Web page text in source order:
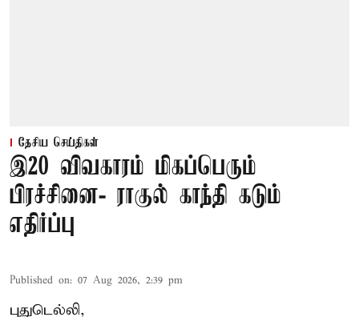
தேசிய செய்திகள்
இ20 விவகாரம் மிகப்பெரும்
பிரச்சினை- ராகுல் காந்தி கடும்
எதிர்ப்பு
Published on: 07 Aug 2026, 2:39 pm
புதுடெல்லி,